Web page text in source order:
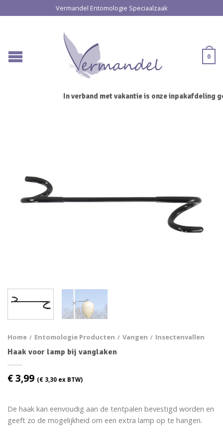
Vermandel Entomologie Speciaalzaak
0
In verband met vakantie is onze inpakafdeling
Home / Entomologie Producten / Vangen / Insectenvallen
Haak voor lamp bij vanglaken
€3,99 (€ 3,30 ex BTW)
De haak kan eenvoudig aan de tentpalen bevestigd worden en
geeft zo de mogelijkheid om een extra lamp op te hangen.